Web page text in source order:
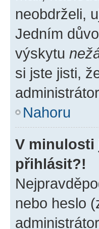
neobdrželi,
Jedním
výskytu
si jste jisti,
Nahoru
V minulosti
přihlásit?!
nebo heslo